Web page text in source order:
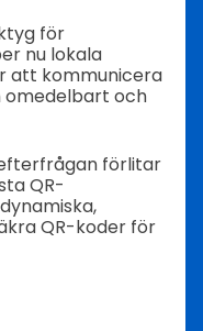
för
nu lokala
att kommunicera
omedelbart och
förlitar
QR-
QR-koder för